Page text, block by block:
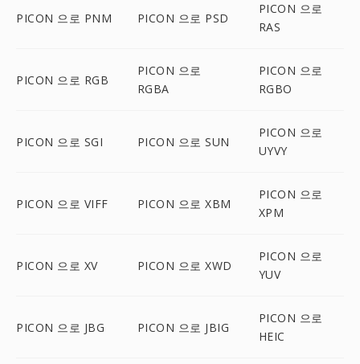
PICON 으로 PNM PICON 으로 PSD
PICON 으로
RAS
PICON 으로 RGB
PICON 으로
RGBA
PICON 으로
RGBO
PICON 으로 SGI PICON 으로 SUN
PICON 으로
UYVY
PICON 으로 VIFF PICON 으로 XBM
PICON 으로
XPM
PICON 으로 XV PICON 으로 XWD
PICON 으로
YUV
PICON 으로 JBG PICON 으로 JBIG
PICON 으로
HEIC